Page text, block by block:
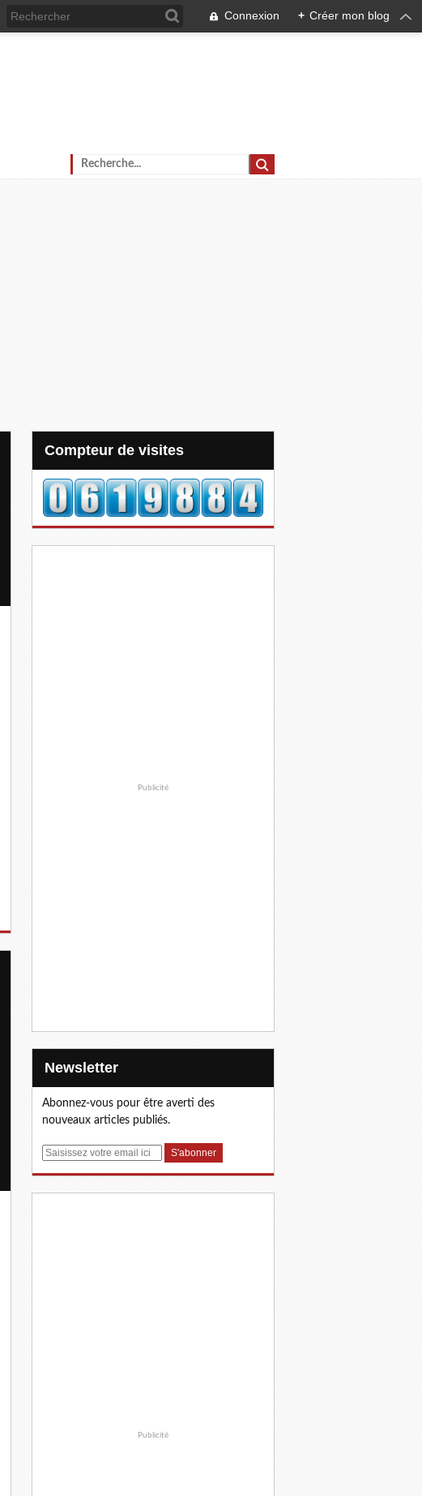
Connexion + Créer mon blog
Compteur de visites
Publicité
Newsletter
Abonnez-vous pour être averti des
nouveaux articles publiés.
E
Publicité